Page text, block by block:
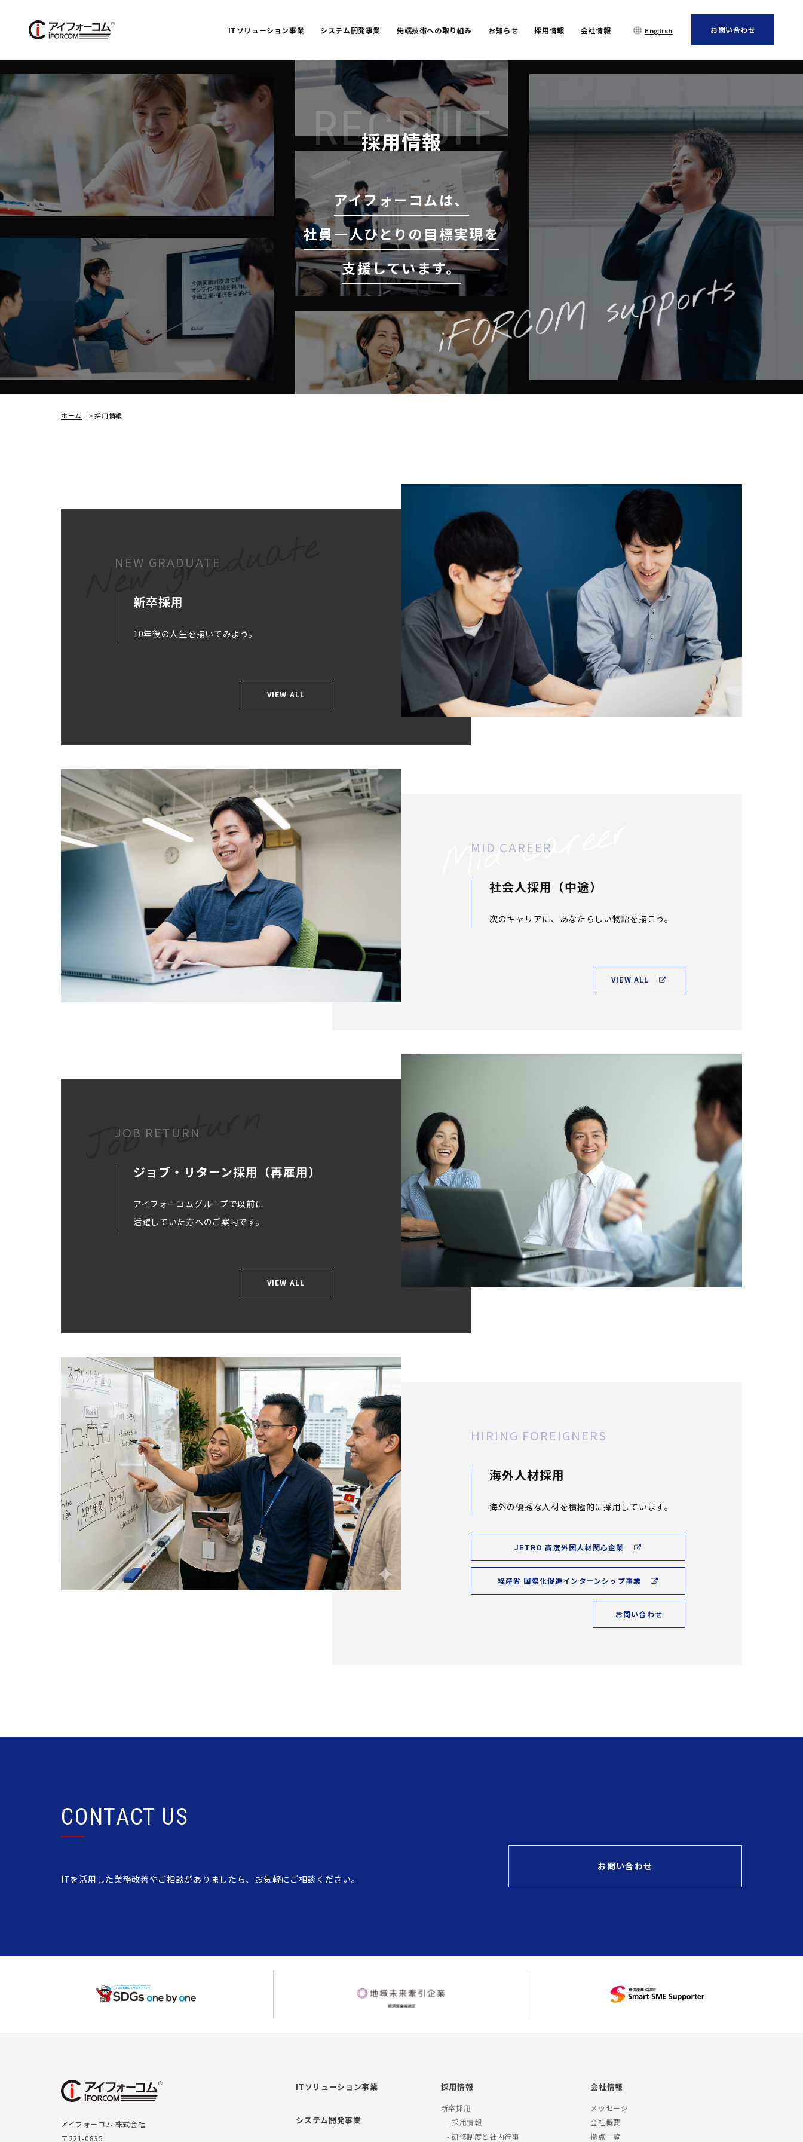
ITソリューション事業 システム開発事業 先端技術への取り組み お知らせ 採用情報 会社情報 English お問い合わせ
RECRUIT
採用情報
アイフォーコムは、
社員一人ひとりの目標実現を
支援しています。
ホーム >採用情報
NEW GRADUATE
新卒採用
10年後の人生を描いてみよう。
VIEW ALL
MID CAREER
社会人採用（中途）
次のキャリアに、あなたらしい物語を描こう。
VIEW ALL
JOB RETURN
ジョブ・リターン採用（再雇用）
アイフォーコムグループで以前に
活躍していた方へのご案内です。
VIEW ALL
HIRING FOREIGNERS
海外人材採用
海外の優秀な人材を積極的に採用しています。
JETRO 高度外国人材関心企業
経産省 国際化促進インターンシップ事業
お問い合わせ
CONTACT US
ITを活用した業務改善やご相談がありましたら、お気軽にご相談ください。
お問い合わせ
アイフォーコム 株式会社
〒221-0835
ITソリューション事業
システム開発事業
採用情報
新卒採用
- 採用情報
- 研修制度と社内行事
会社情報
メッセージ
会社概要
拠点一覧